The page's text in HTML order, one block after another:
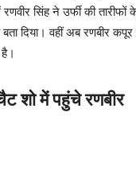
सिंह ने उर्फी की तारीफों
दिया। वहीं अब रणबीर
शो में पहुंचे रणबीर